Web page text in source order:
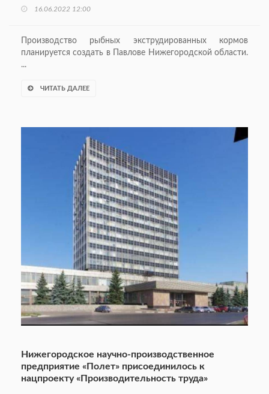
16.06.2022 12:00
Производство рыбных экструдированных кормов
планируется создать в Павлове Нижегородской области.
...
ЧИТАТЬ ДАЛЕЕ
Нижегородское научно-производственное
предприятие «Полет» присоединилось к
нацпроекту «Производительность труда»